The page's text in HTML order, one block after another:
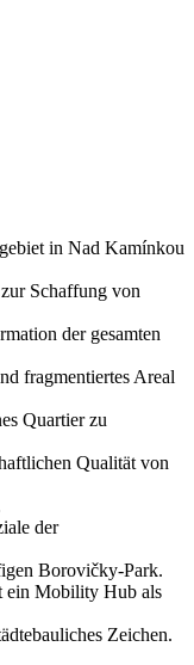
in Nad Kamínkou
Schaffung von
der gesamten
fragmentiertes Areal
Quartier zu
Qualität von
der
Borovičky-Park.
ein Mobility Hub als
Zeichen.